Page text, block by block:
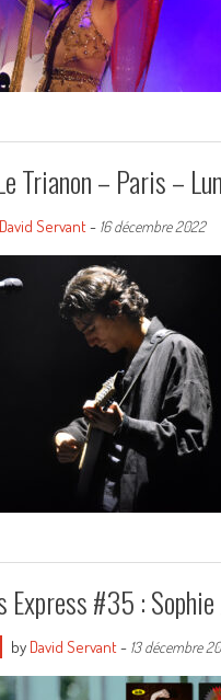
Trianon – Paris –
David Servant- 16 décembre 2022
Express #35 :
by David Servant- 13 décembre